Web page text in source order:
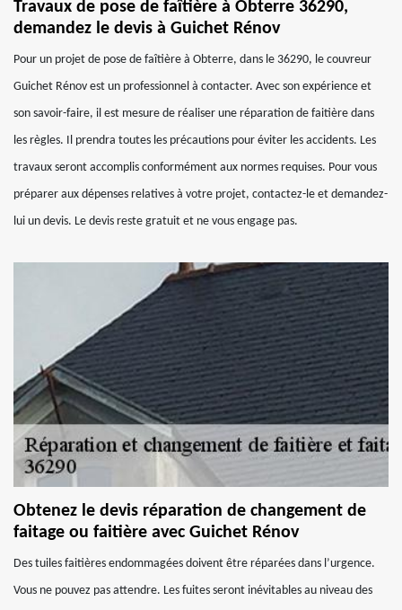
Travaux de pose de faîtière à Obterre 36290,
demandez le devis à Guichet Rénov
Pour un projet de pose de faîtière à Obterre, dans le 36290, le couvreur
Guichet Rénov est un professionnel à contacter. Avec son expérience et
son savoir-faire, il est mesure de réaliser une réparation de faitière dans
les règles. Il prendra toutes les précautions pour éviter les accidents. Les
travaux seront accomplis conformément aux normes requises. Pour vous
préparer aux dépenses relatives à votre projet, contactez-le et demandez-
lui un devis. Le devis reste gratuit et ne vous engage pas.
Obtenez le devis réparation de changement de
faitage ou faitière avec Guichet Rénov
Des tuiles faitières endommagées doivent être réparées dans l’urgence.
Vous ne pouvez pas attendre. Les fuites seront inévitables au niveau des